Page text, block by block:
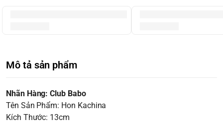
Mô tả sản phẩm
Nhãn Hàng: Club Babo
Tên Sản Phẩm: Hon Kachina
Kích Thước: 13cm